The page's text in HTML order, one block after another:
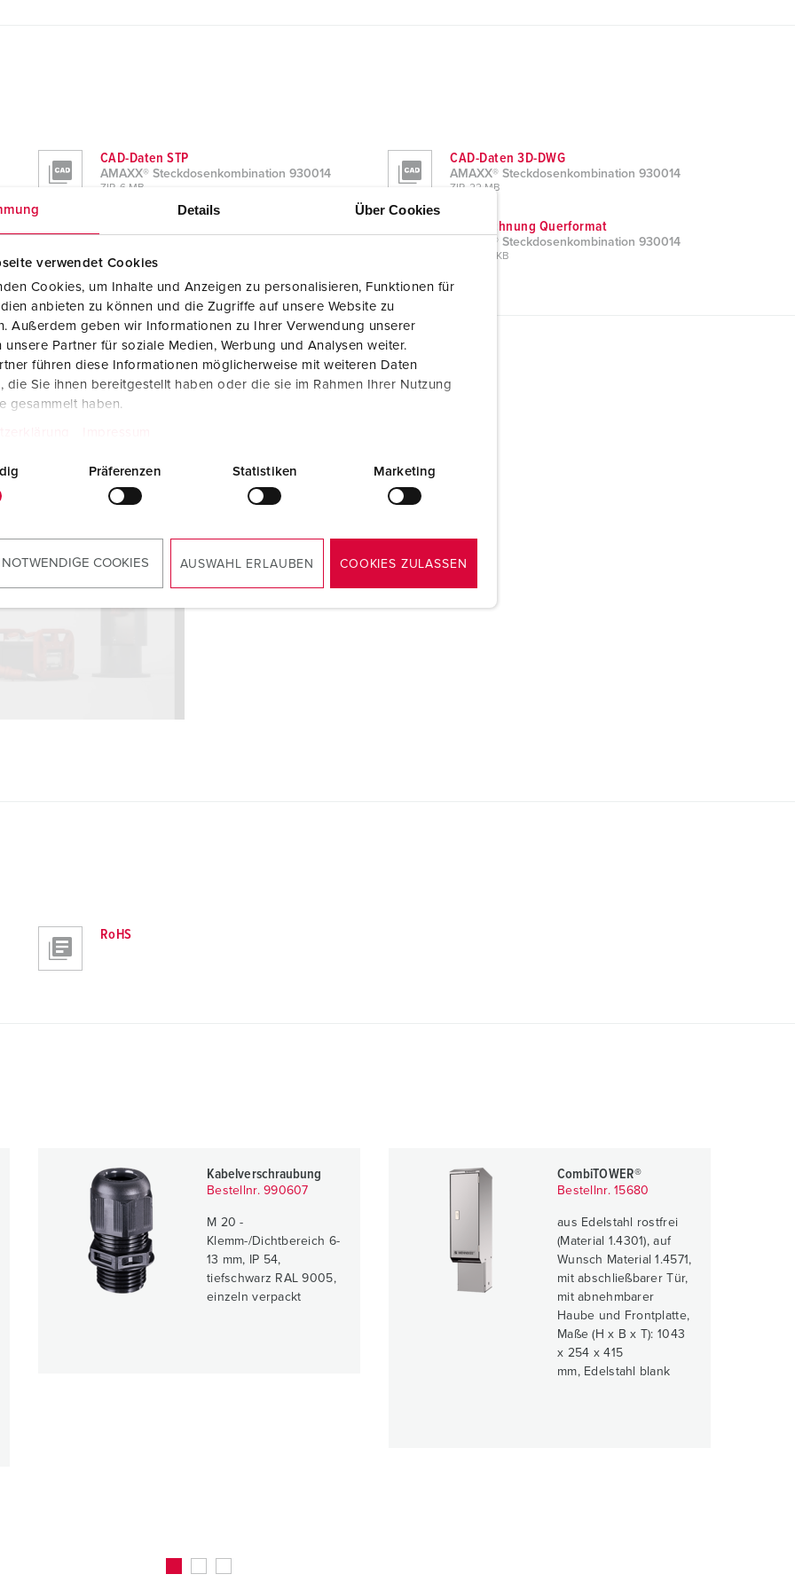
Details Über Cookies
verwendet Cookies
Cookies, um Inhalte und Anzeigen zu personalisieren, Funktionen für
anbieten zu können und die Zugriffe auf unsere Website zu
Außerdem geben wir Informationen zu Ihrer Verwendung unserer
unsere Partner für soziale Medien, Werbung und Analysen weiter.
führen diese Informationen möglicherweise mit weiteren Daten
die Sie ihnen bereitgestellt haben oder die sie im Rahmen Ihrer Nutzung
gesammelt haben.
Präferenzen Statistiken Marketing
COOKIES AUSWAHL ERLAUBEN COOKIES ZULASSEN
CAD-Daten STP
AMAXX® Steckdosenkombination 930014
ZIP, 6 MB
CAD-Daten 3D-DWG
AMAXX® Steckdosenkombination 930014
ZIP, 22 MB
PNG, 107 KB
Maßzeichnung Querformat
AMAXX® Steckdosenkombination 930014
PNG, 109 KB
RoHS
Kabelverschraubung
Bestellnr. 990607
M 20 -
Klemm-/Dichtbereich 6-
13 mm, IP 54,
tiefschwarz RAL 9005,
einzeln verpackt
CombiTOWER®
Bestellnr. 15680
aus Edelstahl rostfrei
(Material 1.4301), auf
Wunsch Material 1.4571,
mit abschließbarer Tür,
mit abnehmbarer
Haube und Frontplatte,
Maße (H x B x T): 1043
x 254 x 415
mm, Edelstahl blank